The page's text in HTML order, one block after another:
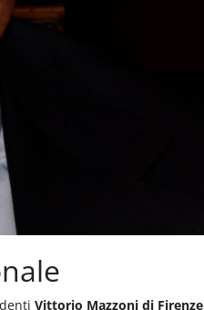
Vittorio Mazzoni di Firenze